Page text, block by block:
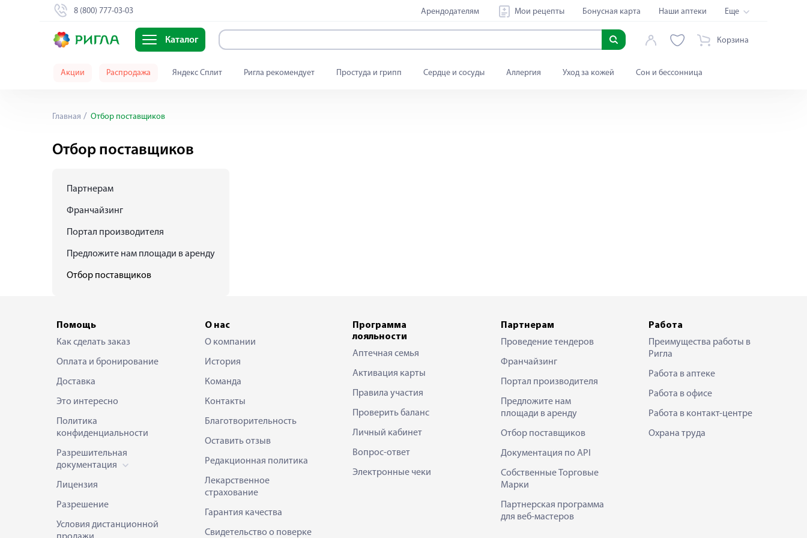
8 (800) 777-03-03 Арендодателям Мои рецепты Бонусная карта Наши аптеки Еще
Каталог Корзина
Акции Распродажа Яндекс Сплит Ригла рекомендует Простуда и грипп Сердце и сосуды Аллергия Уход за кожей Сон и бессонница
Главная Отбор поставщиков
Отбор поставщиков
Партнерам
Франчайзинг
Портал производителя
Предложите нам площади в аренду
Отбор поставщиков
Помощь
Как сделать заказ
Оплата и бронирование
Доставка
Это интересно
Политика
конфиденциальности
Разрешительная
документация
Лицензия
Разрешение
Условия дистанционной
О нас
О компании
История
Команда
Контакты
Благотворительность
Оставить отзыв
Редакционная политика
Лекарственное
страхование
Гарантия качества
Свидетельство о поверке
Программа
лояльности
Аптечная семья
Активация карты
Правила участия
Проверить баланс
Личный кабинет
Вопрос-ответ
Электронные чеки
Партнерам
Проведение тендеров
Франчайзинг
Портал производителя
Предложите нам
площади в аренду
Отбор поставщиков
Документация по API
Собственные Торговые
Марки
Партнерская программа
для веб-мастеров
Работа
Преимущества работы в
Ригла
Работа в аптеке
Работа в офисе
Работа в контакт-центре
Охрана труда